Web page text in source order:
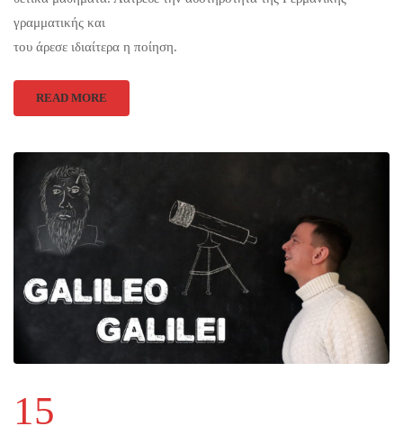
γραμματικής και
του άρεσε ιδιαίτερα η ποίηση.
READ MORE
15